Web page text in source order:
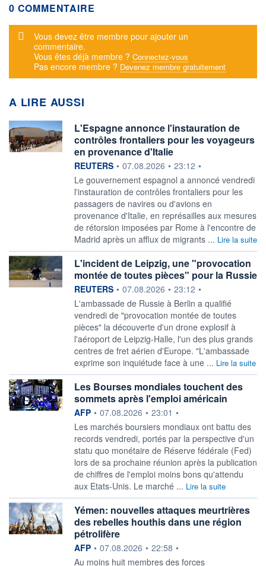
0 COMMENTAIRE
Message d'alerte
Vous devez être membre pour ajouter un
commentaire.
Vous êtes déjà membre ? Connectez-vous
Pas encore membre ? Devenez membre gratuitement
A LIRE AUSSI
L'Espagne annonce l'instauration de
contrôles frontaliers pour les voyageurs
en provenance d'Italie
information fournie par
REUTERS • 07.08.2026 • 23:12 •
‌Le gouvernement espagnol a ​annoncé vendredi
l'instauration de contrôles frontaliers pour les
passagers ​de navires ou d'avions en ​
provenance d'Italie, en ⁠représailles aux mesures
de ‌rétorsion imposées par Rome à l'encontre de
​Madrid ‌après un afflux de ⁠migrants ... Lire la suite
L'incident de Leipzig, une "provocation
montée de toutes pièces" pour la Russie
information fournie par
REUTERS • 07.08.2026 • 23:12 •
L'ambassade de ‌Russie à Berlin a qualifié
vendredi de "provocation montée ​de toutes
pièces" la découverte d'un drone explosif à
l'aéroport de Leipzig-Halle, l'un des plus grands
centres ​de fret aérien d'Europe. "L'ambassade
exprime son inquiétude face à une ... Lire la suite
Les Bourses mondiales touchent des
sommets après l'emploi américain
information fournie par
AFP • 07.08.2026 • 23:01 •
Les marchés boursiers mondiaux ont battu des
records vendredi, portés par la perspective d'un
statu quo monétaire de Réserve fédérale (Fed)
lors de sa prochaine réunion après la publication
de chiffres de l'emploi moins bons qu'attendu
aux Etats-Unis. Le marché ... Lire la suite
Yémen: nouvelles attaques meurtrières
des rebelles houthis dans une région
pétrolifère
information fournie par
AFP • 07.08.2026 • 22:58 •
Au moins huit membres des forces